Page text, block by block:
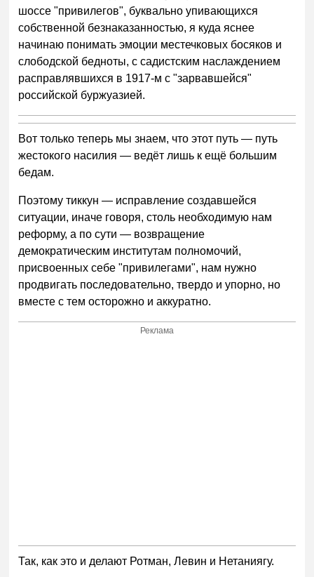
шоссе "привилегов", буквально упивающихся
собственной безнаказанностью, я куда яснее
начинаю понимать эмоции местечковых босяков и
слободской бедноты, с садистским наслаждением
расправлявшихся в 1917-м с "зарвавшейся"
российской буржуазией.
Вот только теперь мы знаем, что этот путь — путь
жестокого насилия — ведёт лишь к ещё большим
бедам.
Поэтому тиккун — исправление создавшейся
ситуации, иначе говоря, столь необходимую нам
реформу, а по сути — возвращение
демократическим институтам полномочий,
присвоенных себе "привилегами", нам нужно
продвигать последовательно, твердо и упорно, но
вместе с тем осторожно и аккуратно.
Реклама
Так, как это и делают Ротман, Левин и Нетаниягу.